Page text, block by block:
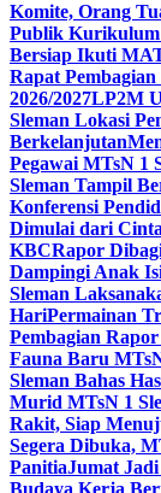
Komite, Orang
Publik Kurikulum
Bersiap Ikuti
Rapat
2026/2027LP2M
Sleman Lokasi
Berkelanjutan
Pegawai MTsN 1
Sleman Tampil
Konferensi
Dimulai dari
KBCRapor
Dampingi Anak
Sleman
HariPermainan
Pembagian
Fauna Baru
Sleman Bahas
Murid MTsN 1
Rakit, Siap
Segera Dibuka,
PanitiaJumat
Budaya Kerja